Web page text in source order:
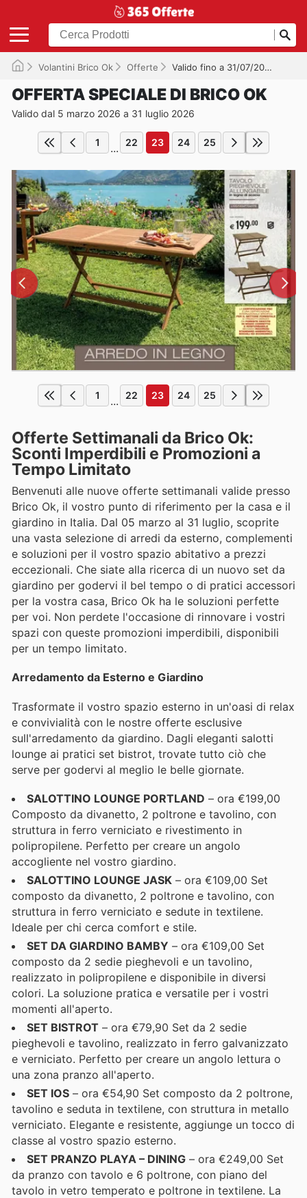
Volantini Brico Ok Offerte Valido fino a 31/07/2026
OFFERTA SPECIALE DI BRICO OK
Valido dal 5 marzo 2026 a 31 luglio 2026
1 ... 22 23 24 25
1 ... 22 23 24 25
Offerte Settimanali da Brico Ok:
Sconti Imperdibili e Promozioni a
Tempo Limitato
Benvenuti alle nuove offerte settimanali valide presso
Brico Ok, il vostro punto di riferimento per la casa e il
giardino in Italia. Dal 05 marzo al 31 luglio, scoprite
una vasta selezione di arredi da esterno, complementi
e soluzioni per il vostro spazio abitativo a prezzi
eccezionali. Che siate alla ricerca di un nuovo set da
giardino per godervi il bel tempo o di pratici accessori
per la vostra casa, Brico Ok ha le soluzioni perfette
per voi. Non perdete l'occasione di rinnovare i vostri
spazi con queste promozioni imperdibili, disponibili
per un tempo limitato.
Arredamento da Esterno e Giardino
Trasformate il vostro spazio esterno in un'oasi di relax
e convivialità con le nostre offerte esclusive
sull'arredamento da giardino. Dagli eleganti salotti
lounge ai pratici set bistrot, trovate tutto ciò che
serve per godervi al meglio le belle giornate.
SALOTTINO LOUNGE PORTLAND – ora €199,00
Composto da divanetto, 2 poltrone e tavolino, con
struttura in ferro verniciato e rivestimento in
polipropilene. Perfetto per creare un angolo
accogliente nel vostro giardino.
SALOTTINO LOUNGE JASK – ora €109,00 Set
composto da divanetto, 2 poltrone e tavolino, con
struttura in ferro verniciato e sedute in textilene.
Ideale per chi cerca comfort e stile.
SET DA GIARDINO BAMBY – ora €109,00 Set
composto da 2 sedie pieghevoli e un tavolino,
realizzato in polipropilene e disponibile in diversi
colori. La soluzione pratica e versatile per i vostri
momenti all'aperto.
SET BISTROT – ora €79,90 Set da 2 sedie
pieghevoli e tavolino, realizzato in ferro galvanizzato
e verniciato. Perfetto per creare un angolo lettura o
una zona pranzo all'aperto.
SET IOS – ora €54,90 Set composto da 2 poltrone,
tavolino e seduta in textilene, con struttura in metallo
verniciato. Elegante e resistente, aggiunge un tocco di
classe al vostro spazio esterno.
SET PRANZO PLAYA – DINING – ora €249,00 Set
da pranzo con tavolo e 6 poltrone, con piano del
tavolo in vetro temperato e poltrone in textilene. La